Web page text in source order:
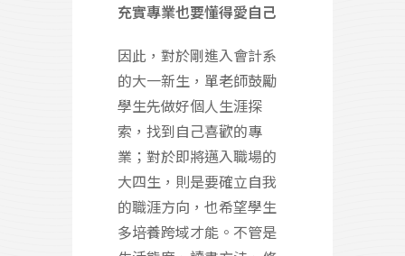
充實專業也要懂得愛自己
因此，對於剛進入會計系
的大一新生，單老師鼓勵
學生先做好個人生涯探
索，找到自己喜歡的專
業；對於即將邁入職場的
大四生，則是要確立自我
的職涯方向，也希望學生
多培養跨域才能。不管是